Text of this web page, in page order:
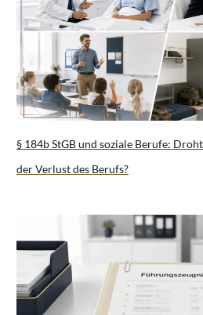
§ 184b StGB und soziale Berufe:
der Verlust des Berufs?